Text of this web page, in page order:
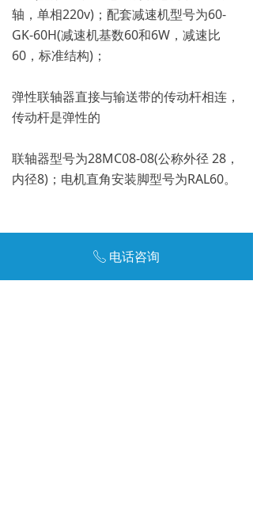
轴，单相220v)；配套减速机型号为60-
GK-60H(减速机基数60和6W，减速比
60，标准结构)；
弹性联轴器直接与输送带的传动杆相连，
传动杆是弹性的
联轴器型号为28MC08-08(公称外径 28，
内径8)；电机直角安装脚型号为RAL60。
经过实际应用，选用的电机功率适中，输
ꂅ 电话咨询